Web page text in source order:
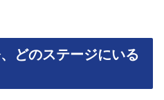
どのステージにいる